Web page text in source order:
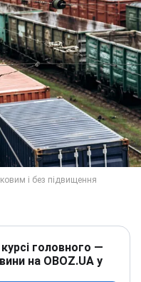
головного —
на OBOZ.UA у